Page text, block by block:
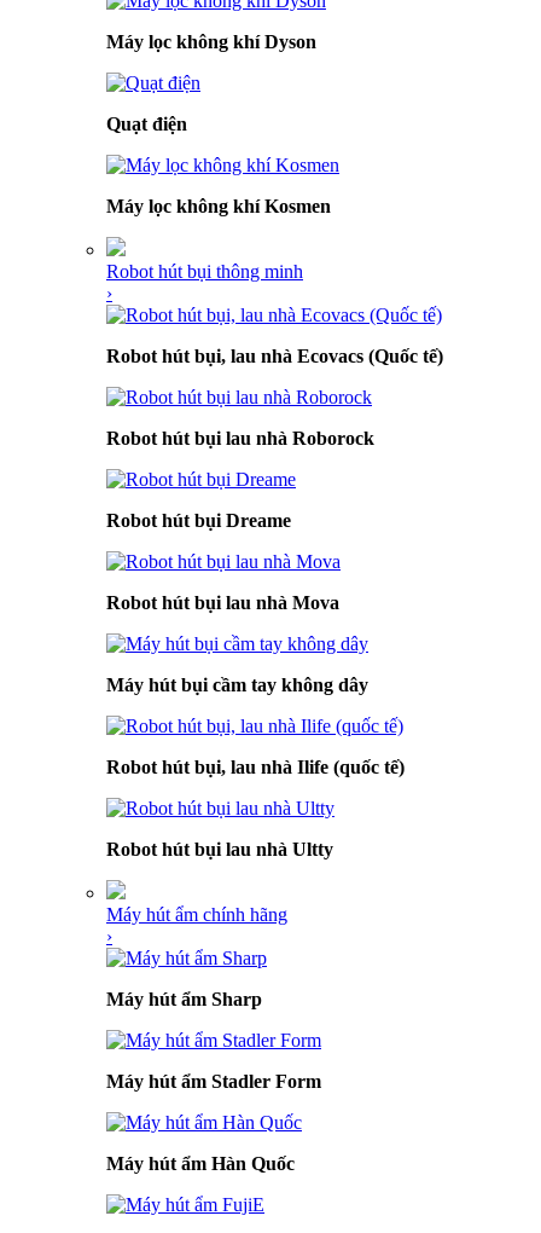
Máy lọc không khí Dyson
Quạt điện
Máy lọc không khí Kosmen
Robot hút bụi thông minh
›
Robot hút bụi, lau nhà Ecovacs (Quốc tế)
Robot hút bụi lau nhà Roborock
Robot hút bụi Dreame
Robot hút bụi lau nhà Mova
Máy hút bụi cầm tay không dây
Robot hút bụi, lau nhà Ilife (quốc tế)
Robot hút bụi lau nhà Ultty
Máy hút ẩm chính hãng
›
Máy hút ẩm Sharp
Máy hút ẩm Stadler Form
Máy hút ẩm Hàn Quốc